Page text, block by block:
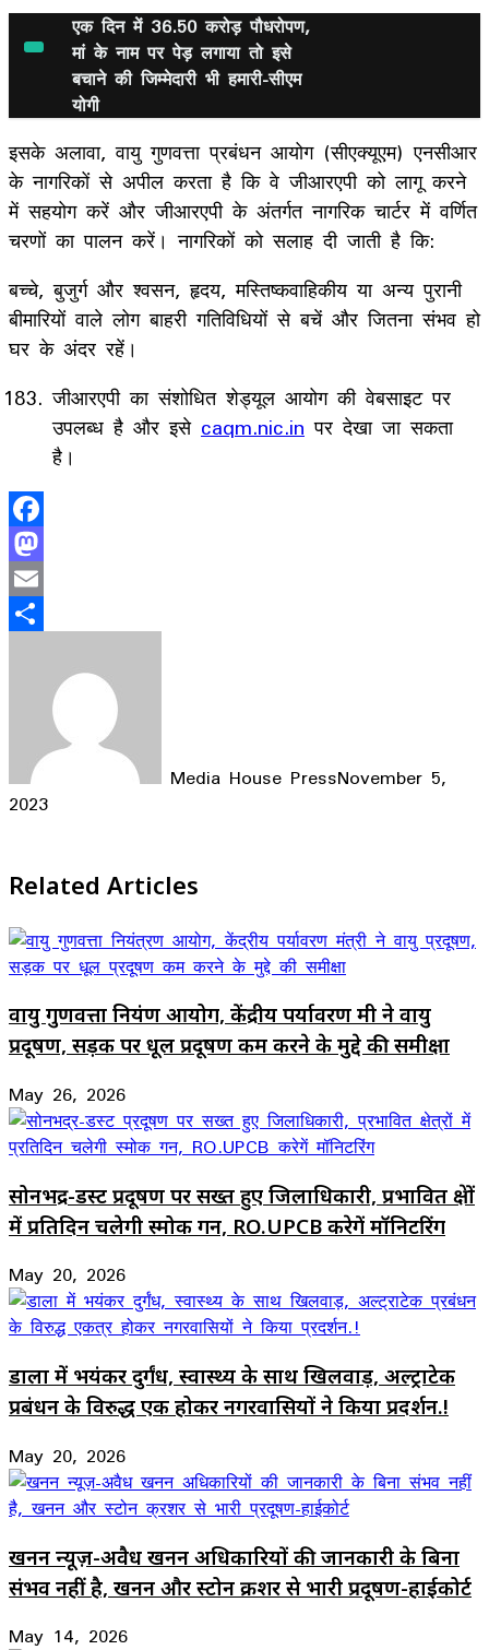
एक दिन में 36.50 करोड़ पौधरोपण,
मां के नाम पर पेड़ लगाया तो इसे
बचाने की जिम्मेदारी भी हमारी-सीएम
योगी
इसके अलावा, वायु गुणवत्ता प्रबंधन आयोग (सीएक्यूएम) एनसीआर
के नागरिकों से अपील करता है कि वे जीआरएपी को लागू करने
में सहयोग करें और जीआरएपी के अंतर्गत नागरिक चार्टर में वर्णित
चरणों का पालन करें। नागरिकों को सलाह दी जाती है कि:
बच्चे, बुजुर्ग और श्वसन, हृदय, मस्तिष्कवाहिकीय या अन्य पुरानी
बीमारियों वाले लोग बाहरी गतिविधियों से बचें और जितना संभव हो
घर के अंदर रहें।
जीआरएपी का संशोधित शेड्यूल आयोग की वेबसाइट पर
उपलब्ध है और इसे caqm.nic.in पर देखा जा सकता
है।
Facebook
Mastodon
Email
Media House PressNovember 5,
2023
Related Articles
वायु गुणवत्ता नियंत्रण आयोग, केंद्रीय पर्यावरण मंत्री ने वायु
प्रदूषण, सड़क पर धूल प्रदूषण कम करने के मुद्दे की समीक्षा
May 26, 2026
सोनभद्र-डस्ट प्रदूषण पर सख्त हुए जिलाधिकारी, प्रभावित क्षेत्रों
में प्रतिदिन चलेगी स्मोक गन, RO.UPCB करेगें मॉनिटरिंग
May 20, 2026
डाला में भयंकर दुर्गंध, स्वास्थ्य के साथ खिलवाड़, अल्ट्राटेक
प्रबंधन के विरुद्ध एकत्र होकर नगरवासियों ने किया प्रदर्शन.!
May 20, 2026
खनन न्यूज़-अवैध खनन अधिकारियों की जानकारी के बिना
संभव नहीं है, खनन और स्टोन क्रशर से भारी प्रदूषण-हाईकोर्ट
May 14, 2026